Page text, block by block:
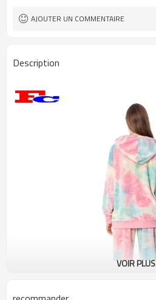
AJOUTER UN COMMENTAIRE
Description
VOIR PLUS